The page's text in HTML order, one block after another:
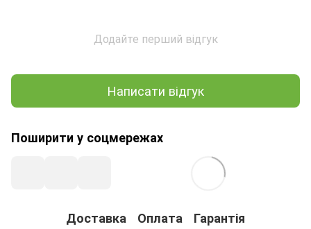
Додайте перший відгук
Написати відгук
Поширити у соцмережах
Доставка Оплата Гарантія